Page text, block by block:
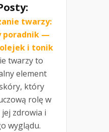
twarzy:
poradnik —
i tonik
twarzy to
element
który
rolę w
zdrowia i
wyglądu.